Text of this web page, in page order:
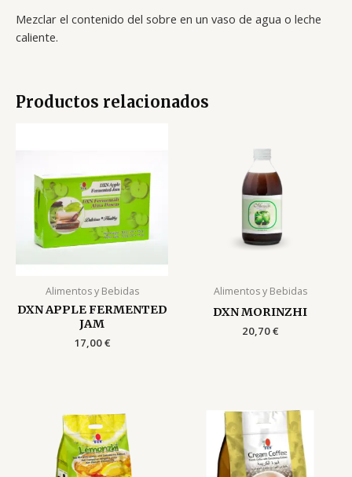
Mezclar el contenido del sobre en un vaso de agua o leche
caliente.
Productos relacionados
Alimentos y Bebidas
DXN APPLE FERMENTED
JAM
17,00€
Alimentos y Bebidas
DXN MORINZHI
20,70€